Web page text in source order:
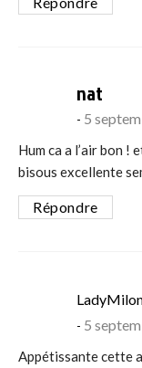
nat
5
Hum ca a l’air bon !
bisous excellente
Répondre
5
Appétissante cette